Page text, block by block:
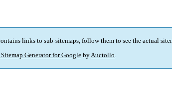
links to sub-sitemaps, follow them to see the actual
Generator for Google byAuctollo.